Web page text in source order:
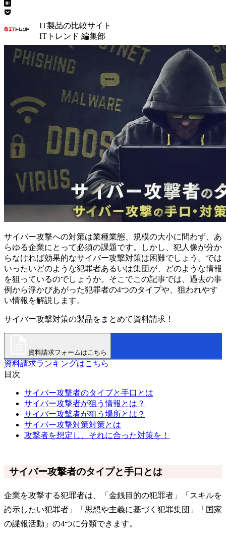
IT製品の比較サイト
ITトレンド 編集部
サイバー攻撃への対策は業種業態、規模の大小に問わず、あ
らゆる企業にとって必須の課題です。しかし、犯人像が分か
らなければ効果的なサイバー攻撃対策は困難でしょう。では
いったいどのような犯罪者あるいは集団が、どのような情報
を狙っているのでしょうか。そこでこの記事では、過去の事
例から浮かびあがった犯罪者の4つのタイプや、狙われやす
い情報を解説します。
サイバー攻撃対策の製品をまとめて資料請求！
資料請求フォームはこちら
資料請求ランキングはこちら
目次
サイバー攻撃者のタイプと手口とは
サイバー攻撃者が狙う情報とは？
サイバー攻撃者が狙う場所とは？
サイバー攻撃対策対策とは
攻撃者を想定し、それに合った対策を！
サイバー攻撃者のタイプと手口とは
企業を攻撃する犯罪者は、「金銭目的の犯罪者」「スキルを
誇示したい犯罪者」「思想や主義に基づく犯罪集団」「国家
の諜報活動」の4つに分類できます。